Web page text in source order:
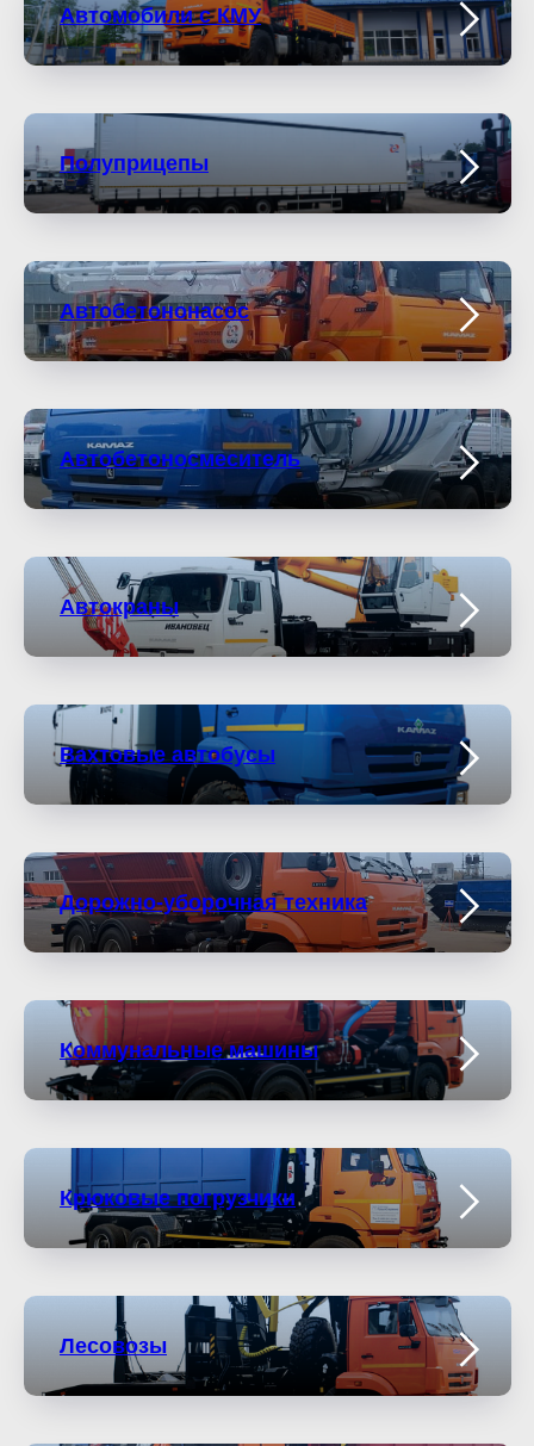
Автомобили с КМУ
Полуприцепы
Автобетононасос
Автобетоносмеситель
Автокраны
Вахтовые автобусы
Дорожно-уборочная техника
Коммунальные машины
Крюковые погрузчики
Лесовозы